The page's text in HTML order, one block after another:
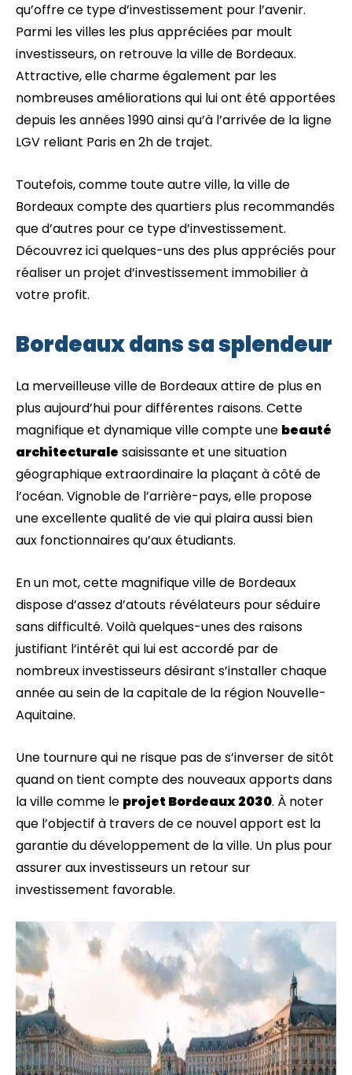
qu’offre ce type d’investissement pour l’avenir.
Parmi les villes les plus appréciées par moult
investisseurs, on retrouve la ville de Bordeaux.
Attractive, elle charme également par les
nombreuses améliorations qui lui ont été apportées
depuis les années 1990 ainsi qu’à l’arrivée de la ligne
LGV reliant Paris en 2h de trajet.
Toutefois, comme toute autre ville, la ville de
Bordeaux compte des quartiers plus recommandés
que d’autres pour ce type d’investissement.
Découvrez ici quelques-uns des plus appréciés pour
réaliser un projet d’investissement immobilier à
votre profit.
Bordeaux dans sa splendeur
La merveilleuse ville de Bordeaux attire de plus en
plus aujourd’hui pour différentes raisons. Cette
magnifique et dynamique ville compte une beauté
architecturale saisissante et une situation
géographique extraordinaire la plaçant à côté de
l’océan. Vignoble de l’arrière-pays, elle propose
une excellente qualité de vie qui plaira aussi bien
aux fonctionnaires qu’aux étudiants.
En un mot, cette magnifique ville de Bordeaux
dispose d’assez d’atouts révélateurs pour séduire
sans difficulté. Voilà quelques-unes des raisons
justifiant l’intérêt qui lui est accordé par de
nombreux investisseurs désirant s’installer chaque
année au sein de la capitale de la région Nouvelle-
Aquitaine.
Une tournure qui ne risque pas de s’inverser de sitôt
quand on tient compte des nouveaux apports dans
la ville comme le projet Bordeaux 2030. À noter
que l’objectif à travers de ce nouvel apport est la
garantie du développement de la ville. Un plus pour
assurer aux investisseurs un retour sur
investissement favorable.